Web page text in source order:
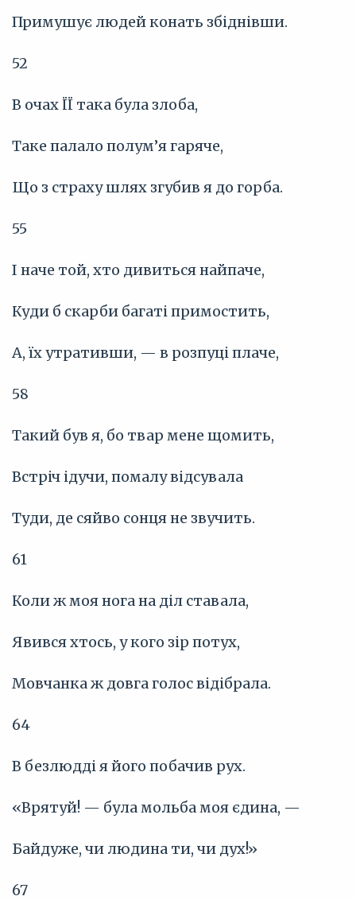
Примушує людей конать збіднівши.
52
В очах ЇЇ така була злоба,
Таке палало полум’я гаряче,
Що з страху шлях згубив я до горба.
55
І наче той, хто дивиться найпаче,
Куди б скарби багаті примостить,
А, їх утративши, — в розпуці плаче,
58
Такий був я, бо твар мене щомить,
Встріч ідучи, помалу відсувала
Туди, де сяйво сонця не звучить.
61
Коли ж моя нога на діл ставала,
Явився хтось, у кого зір потух,
Мовчанка ж довга голос відібрала.
64
В безлюдді я його побачив рух.
«Врятуй! — була мольба моя єдина, —
Байдуже, чи людина ти, чи дух!»
67